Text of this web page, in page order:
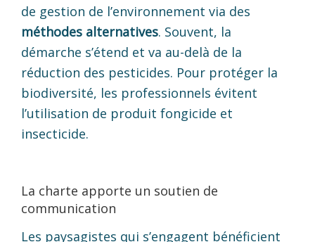
de gestion de l’environnement via des
méthodes alternatives. Souvent, la
démarche s’étend et va au-delà de la
réduction des pesticides. Pour protéger la
biodiversité, les professionnels évitent
l’utilisation de produit fongicide et
insecticide.
La charte apporte un soutien de
communication
Les paysagistes qui s’engagent bénéficient